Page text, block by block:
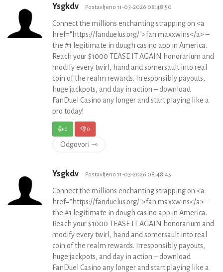
Ysgkdv Postavljeno 11-03-2026 08:48:50
Connect the millions enchanting strapping on <a
href="https://fanduelus.org/">fan maxxwins</a> –
the #1 legitimate in dough casino app in America.
Reach your $1000 TEASE IT AGAIN honorarium and
modify every twirl, hand and somersault into real
coin of the realm rewards. Irresponsibly payouts,
huge jackpots, and day in action – download
FanDuel Casino any longer and start playing like a
pro today!
👍0 👎0
Odgovori ⇾
Ysgkdv Postavljeno 11-03-2026 08:48:45
Connect the millions enchanting strapping on <a
href="https://fanduelus.org/">fan maxxwins</a> –
the #1 legitimate in dough casino app in America.
Reach your $1000 TEASE IT AGAIN honorarium and
modify every twirl, hand and somersault into real
coin of the realm rewards. Irresponsibly payouts,
huge jackpots, and day in action – download
FanDuel Casino any longer and start playing like a